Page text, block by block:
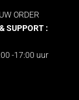
ORDER
SUPPORT :
-17:00 uur